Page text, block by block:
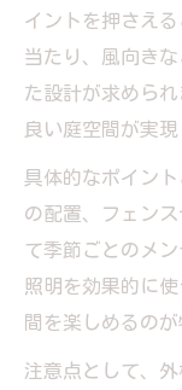
イントを押さえ
当たり、風向き
た設計が求めら
良い庭空間が実現
具体的なポイン
の配置、フェン
て季節ごとのメ
照明を効果的に
間を楽しめるのが
注意点として、